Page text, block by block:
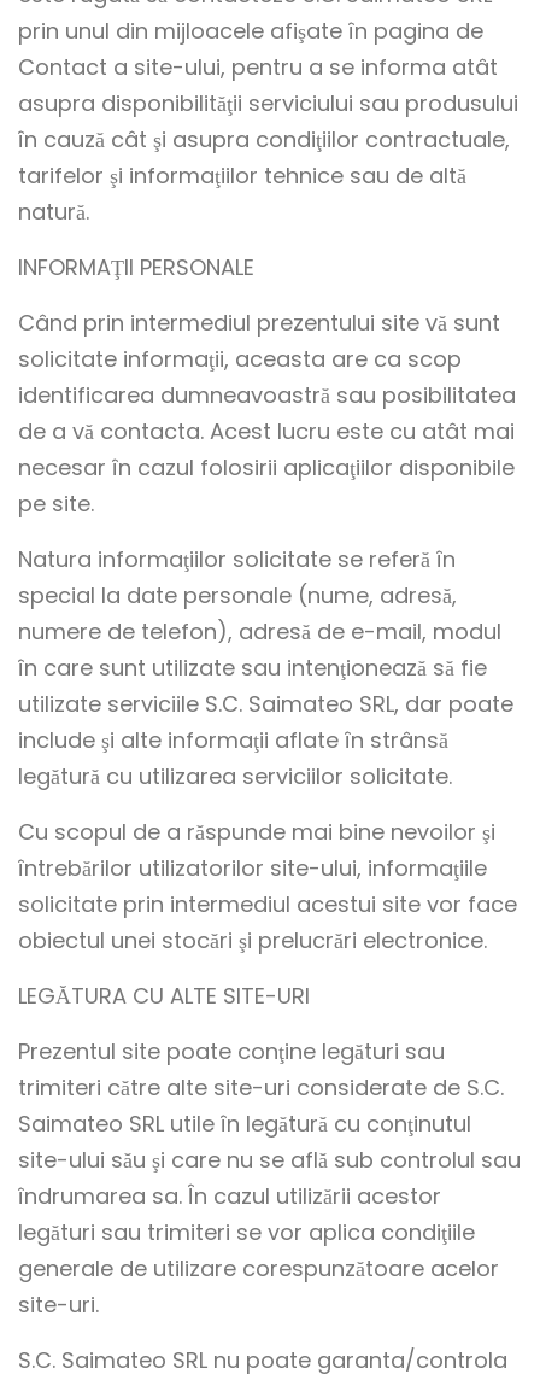
prin unul din mijloacele afişate în pagina de
Contact a site-ului, pentru a se informa atât
asupra disponibilităţii serviciului sau produsului
în cauză cât şi asupra condiţiilor contractuale,
tarifelor şi informaţiilor tehnice sau de altă
natură.
INFORMAŢII PERSONALE
Când prin intermediul prezentului site vă sunt
solicitate informaţii, aceasta are ca scop
identificarea dumneavoastră sau posibilitatea
de a vă contacta. Acest lucru este cu atât mai
necesar în cazul folosirii aplicaţiilor disponibile
pe site.
Natura informaţiilor solicitate se referă în
special la date personale (nume, adresă,
numere de telefon), adresă de e-mail, modul
în care sunt utilizate sau intenţionează să fie
utilizate serviciile S.C. Saimateo SRL, dar poate
include şi alte informaţii aflate în strânsă
legătură cu utilizarea serviciilor solicitate.
Cu scopul de a răspunde mai bine nevoilor şi
întrebărilor utilizatorilor site-ului, informaţiile
solicitate prin intermediul acestui site vor face
obiectul unei stocări şi prelucrări electronice.
LEGĂTURA CU ALTE SITE-URI
Prezentul site poate conţine legături sau
trimiteri către alte site-uri considerate de S.C.
Saimateo SRL utile în legătură cu conţinutul
site-ului său şi care nu se află sub controlul sau
îndrumarea sa. În cazul utilizării acestor
legături sau trimiteri se vor aplica condiţiile
generale de utilizare corespunzătoare acelor
site-uri.
S.C. Saimateo SRL nu poate garanta/controla